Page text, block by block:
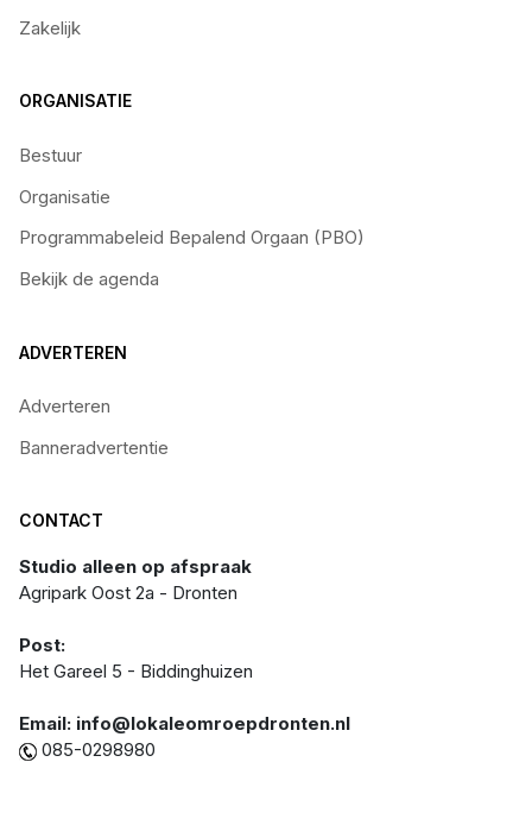
Zakelijk
ORGANISATIE
Bestuur
Organisatie
Programmabeleid Bepalend Orgaan (PBO)
Bekijk de agenda
ADVERTEREN
Adverteren
Banneradvertentie
CONTACT
Studio alleen op afspraak
Agripark Oost 2a - Dronten
Post:
Het Gareel 5 - Biddinghuizen
Email: info@lokaleomroepdronten.nl
085-0298980